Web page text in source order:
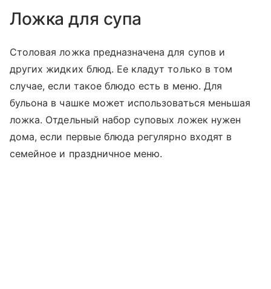
Ложка для супа
Столовая ложка предназначена для супов и
других жидких блюд. Ее кладут только в том
случае, если такое блюдо есть в меню. Для
бульона в чашке может использоваться меньшая
ложка. Отдельный набор суповых ложек нужен
дома, если первые блюда регулярно входят в
семейное и праздничное меню.